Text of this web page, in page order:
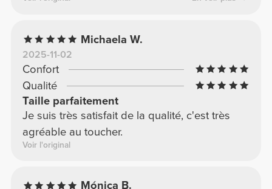
Michaela W.
2025-11-02
Confort
Qualité
Taille parfaitement
Je suis très satisfait de la qualité, c'est très
agréable au toucher.
Voir l'original
Mónica B.